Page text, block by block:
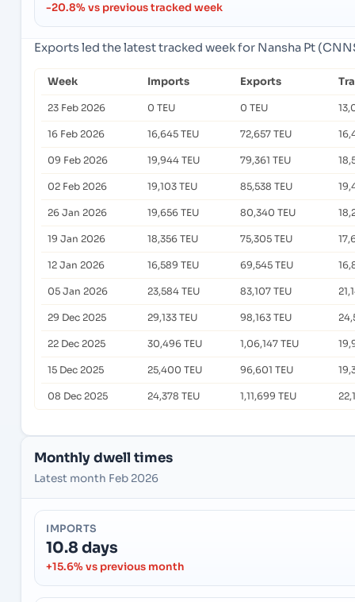
-20.8% vs previous tracked week
Exports led the latest tracked week for Nansha Pt
Week Imports Exports
23 Feb 2026 0 TEU 0 TEU
16 Feb 2026 16,645 TEU 72,657 TEU
09 Feb 2026 19,944 TEU 79,361 TEU
02 Feb 2026 19,103 TEU 85,538 TEU
26 Jan 2026 19,656 TEU 80,340 TEU
19 Jan 2026 18,356 TEU 75,305 TEU
12 Jan 2026 16,589 TEU 69,545 TEU
05 Jan 2026 23,584 TEU 83,107 TEU
29 Dec 2025 29,133 TEU 98,163 TEU
22 Dec 2025 30,496 TEU 1,06,147 TEU
15 Dec 2025 25,400 TEU 96,601 TEU
08 Dec 2025 24,378 TEU 1,11,699 TEU
Monthly dwell times
Latest month Feb 2026
IMPORTS
10.8 days
+15.6% vs previous month